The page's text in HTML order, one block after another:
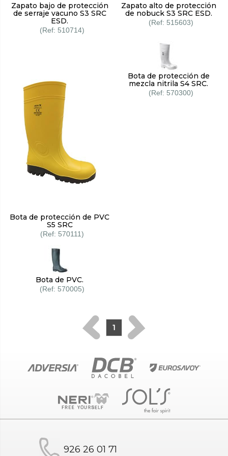
Zapato bajo de protección
de serraje vacuno S3 SRC
ESD.
510714
Zapato alto de protección
de nobuck S3 SRC ESD.
515603
Bota de protección de PVC
S5 SRC
570111
Bota de protección de
mezcla nitrila S4 SRC.
570300
Bota de PVC.
570005
1
926 26 01 71